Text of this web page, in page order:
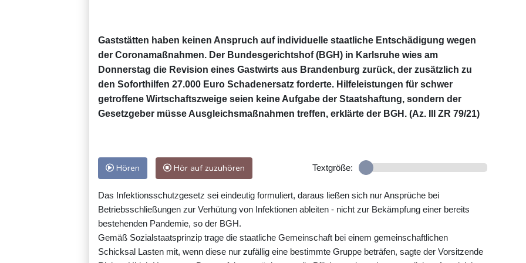
Gaststätten haben keinen Anspruch auf individuelle staatliche Entschädigung wegen
der Coronamaßnahmen. Der Bundesgerichtshof (BGH) in Karlsruhe wies am
Donnerstag die Revision eines Gastwirts aus Brandenburg zurück, der zusätzlich zu
den Soforthilfen 27.000 Euro Schadenersatz forderte. Hilfeleistungen für schwer
getroffene Wirtschaftszweige seien keine Aufgabe der Staatshaftung, sondern der
Gesetzgeber müsse Ausgleichsmaßnahmen treffen, erklärte der BGH. (Az. III ZR 79/21)
Hören Hör auf zuzuhören Textgröße:
Das Infektionsschutzgesetz sei eindeutig formuliert, daraus ließen sich nur Ansprüche bei
Betriebsschließungen zur Verhütung von Infektionen ableiten - nicht zur Bekämpfung einer bereits
bestehenden Pandemie, so der BGH.
Gemäß Sozialstaatsprinzip trage die staatliche Gemeinschaft bei einem gemeinschaftlichen
Schicksal Lasten mit, wenn diese nur zufällig eine bestimmte Gruppe beträfen, sagte der Vorsitzende